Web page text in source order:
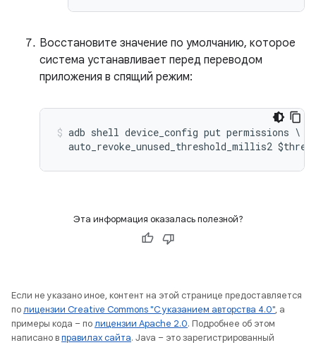
Восстановите значение по умолчанию, которое
система устанавливает перед переводом
приложения в спящий режим:
adb shell device_config put permissions \
Эта информация оказалась полезной?
Если не указано иное, контент на этой странице предоставляется
полицензии Creative Commons "С указанием авторства 4.0", а
примеры кода – полицензии Apache 2.0. Подробнее об этом
написано вправилах сайта. Java – это зарегистрированный